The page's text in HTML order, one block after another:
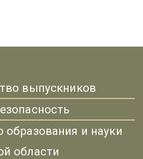
выпускников
образования и науки
области